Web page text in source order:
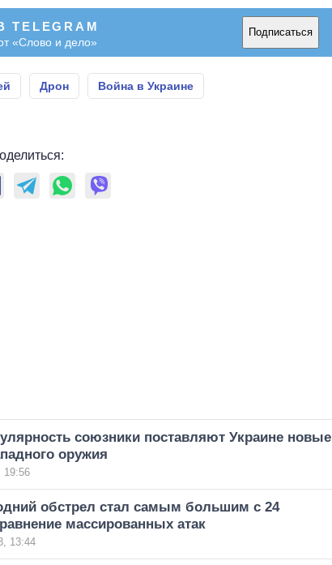
«Слово и дело»
Подписаться
Дрон Война в Украине
союзники поставляют Украине новые
оружия
19:56
обстрел стал самым большим с 24
массированных атак
13:44